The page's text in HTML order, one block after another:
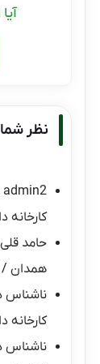
نظر
admin2
کارخانه
حامد
همدان /
ناشناس
کارخانه
ناشناس